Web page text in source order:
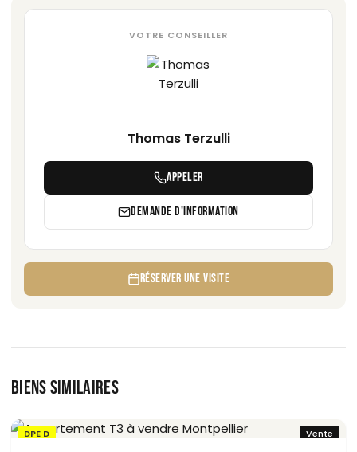
VOTRE CONSEILLER
Thomas Terzulli
APPELER
DEMANDE D'INFORMATION
RÉSERVER UNE VISITE
BIENS SIMILAIRES
DPE D Vente